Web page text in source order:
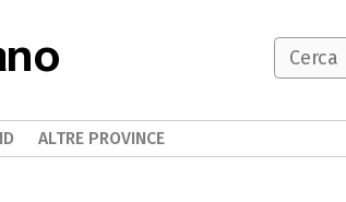
ALTRE PROVINCE